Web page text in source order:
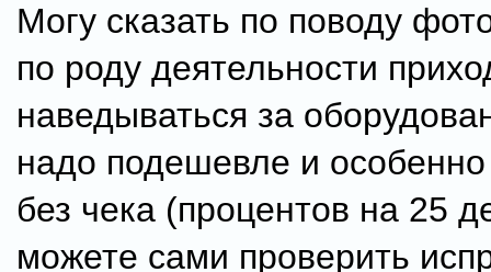
Могу сказать по поводу
по роду деятельности
наведываться за
надо подешевле и особенно
без чека (процентов на 25
можете сами проверить